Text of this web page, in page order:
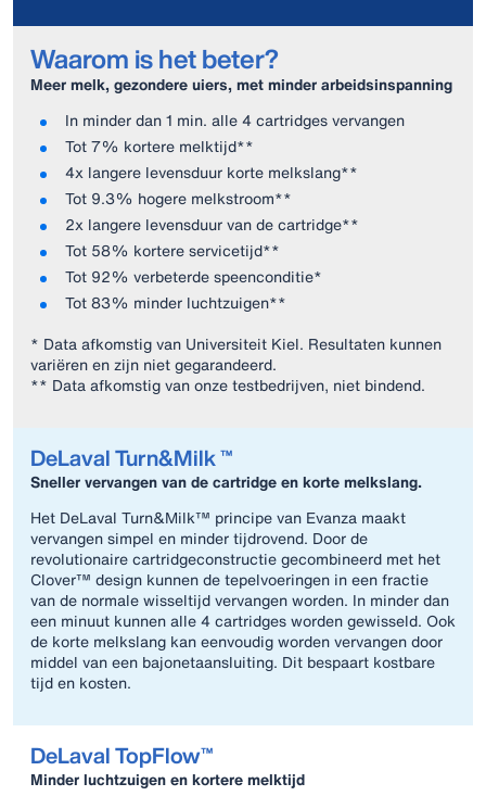
Waarom is het beter?
Meer melk, gezondere uiers, met minder arbeidsinspanning
In minder dan 1 min. alle 4 cartridges vervangen
Tot 7% kortere melktijd**
4x langere levensduur korte melkslang**
Tot 9.3% hogere melkstroom**
2x langere levensduur van de cartridge**
Tot 58% kortere servicetijd**
Tot 92% verbeterde speenconditie*
Tot 83% minder luchtzuigen**
* Data afkomstig van Universiteit Kiel. Resultaten kunnen
variëren en zijn niet gegarandeerd.
** Data afkomstig van onze testbedrijven, niet bindend.
DeLaval Turn&Milk ™
Sneller vervangen van de cartridge en korte melkslang.
Het DeLaval Turn&Milk™ principe van Evanza maakt
vervangen simpel en minder tijdrovend. Door de
revolutionaire cartridgeconstructie gecombineerd met het
Clover™ design kunnen de tepelvoeringen in een fractie
van de normale wisseltijd vervangen worden. In minder dan
een minuut kunnen alle 4 cartridges worden gewisseld. Ook
de korte melkslang kan eenvoudig worden vervangen door
middel van een bajonetaansluiting. Dit bespaart kostbare
tijd en kosten.
DeLaval TopFlow™
Minder luchtzuigen en kortere melktijd